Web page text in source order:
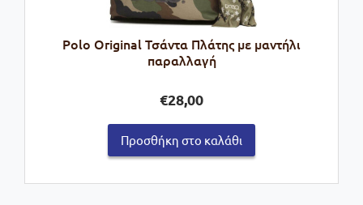
Polo Οriginal Τσάντα Πλάτης με μαντήλι
παραλλαγή
€28,00
Προσθήκη στο καλάθι